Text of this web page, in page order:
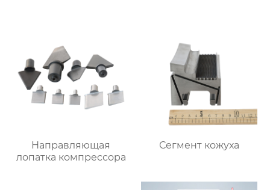
Направляющая
лопатка компрессора
Сегмент кожуха